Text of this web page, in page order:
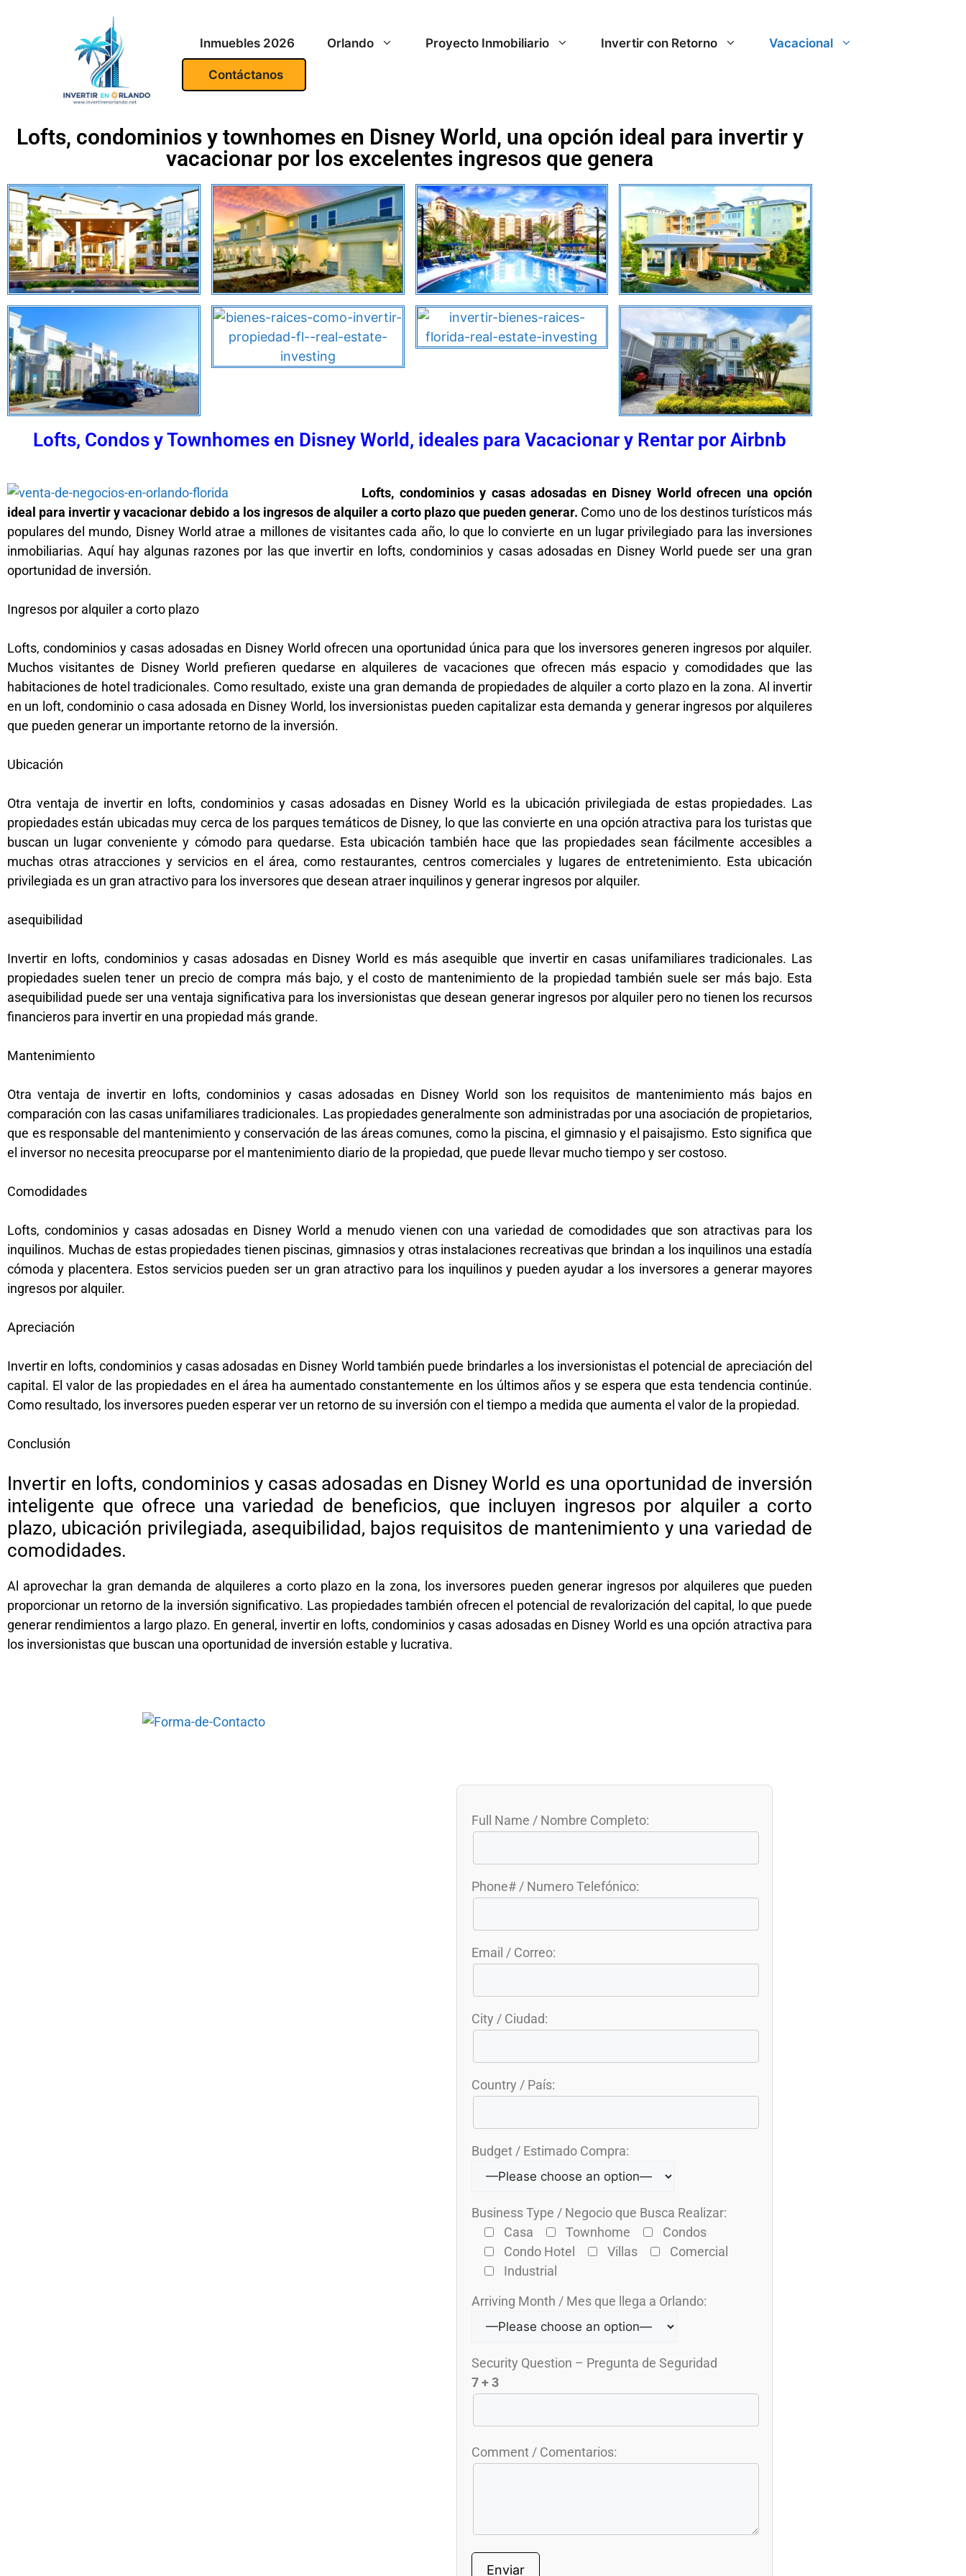
Inmuebles 2026 Orlando Proyecto Inmobiliario Invertir con Retorno Vacacional
Contáctanos
Lofts, condominios y townhomes en Disney World, una opción ideal para invertir y
vacacionar por los excelentes ingresos que genera
Lofts, Condos y Townhomes en Disney World, ideales para Vacacionar y Rentar por Airbnb
Lofts, condominios y casas adosadas en Disney World ofrecen una opción
ideal para invertir y vacacionar debido a los ingresos de alquiler a corto plazo que pueden generar. Como uno de los destinos turísticos más
populares del mundo, Disney World atrae a millones de visitantes cada año, lo que lo convierte en un lugar privilegiado para las inversiones
inmobiliarias. Aquí hay algunas razones por las que invertir en lofts, condominios y casas adosadas en Disney World puede ser una gran
oportunidad de inversión.
Ingresos por alquiler a corto plazo
Lofts, condominios y casas adosadas en Disney World ofrecen una oportunidad única para que los inversores generen ingresos por alquiler.
Muchos visitantes de Disney World prefieren quedarse en alquileres de vacaciones que ofrecen más espacio y comodidades que las
habitaciones de hotel tradicionales. Como resultado, existe una gran demanda de propiedades de alquiler a corto plazo en la zona. Al invertir
en un loft, condominio o casa adosada en Disney World, los inversionistas pueden capitalizar esta demanda y generar ingresos por alquileres
que pueden generar un importante retorno de la inversión.
Ubicación
Otra ventaja de invertir en lofts, condominios y casas adosadas en Disney World es la ubicación privilegiada de estas propiedades. Las
propiedades están ubicadas muy cerca de los parques temáticos de Disney, lo que las convierte en una opción atractiva para los turistas que
buscan un lugar conveniente y cómodo para quedarse. Esta ubicación también hace que las propiedades sean fácilmente accesibles a
muchas otras atracciones y servicios en el área, como restaurantes, centros comerciales y lugares de entretenimiento. Esta ubicación
privilegiada es un gran atractivo para los inversores que desean atraer inquilinos y generar ingresos por alquiler.
asequibilidad
Invertir en lofts, condominios y casas adosadas en Disney World es más asequible que invertir en casas unifamiliares tradicionales. Las
propiedades suelen tener un precio de compra más bajo, y el costo de mantenimiento de la propiedad también suele ser más bajo. Esta
asequibilidad puede ser una ventaja significativa para los inversionistas que desean generar ingresos por alquiler pero no tienen los recursos
financieros para invertir en una propiedad más grande.
Mantenimiento
Otra ventaja de invertir en lofts, condominios y casas adosadas en Disney World son los requisitos de mantenimiento más bajos en
comparación con las casas unifamiliares tradicionales. Las propiedades generalmente son administradas por una asociación de propietarios,
que es responsable del mantenimiento y conservación de las áreas comunes, como la piscina, el gimnasio y el paisajismo. Esto significa que
el inversor no necesita preocuparse por el mantenimiento diario de la propiedad, que puede llevar mucho tiempo y ser costoso.
Comodidades
Lofts, condominios y casas adosadas en Disney World a menudo vienen con una variedad de comodidades que son atractivas para los
inquilinos. Muchas de estas propiedades tienen piscinas, gimnasios y otras instalaciones recreativas que brindan a los inquilinos una estadía
cómoda y placentera. Estos servicios pueden ser un gran atractivo para los inquilinos y pueden ayudar a los inversores a generar mayores
ingresos por alquiler.
Apreciación
Invertir en lofts, condominios y casas adosadas en Disney World también puede brindarles a los inversionistas el potencial de apreciación del
capital. El valor de las propiedades en el área ha aumentado constantemente en los últimos años y se espera que esta tendencia continúe.
Como resultado, los inversores pueden esperar ver un retorno de su inversión con el tiempo a medida que aumenta el valor de la propiedad.
Conclusión
Invertir en lofts, condominios y casas adosadas en Disney World es una oportunidad de inversión
inteligente que ofrece una variedad de beneficios, que incluyen ingresos por alquiler a corto
plazo, ubicación privilegiada, asequibilidad, bajos requisitos de mantenimiento y una variedad de
comodidades.
Al aprovechar la gran demanda de alquileres a corto plazo en la zona, los inversores pueden generar ingresos por alquileres que pueden
proporcionar un retorno de la inversión significativo. Las propiedades también ofrecen el potencial de revalorización del capital, lo que puede
generar rendimientos a largo plazo. En general, invertir en lofts, condominios y casas adosadas en Disney World es una opción atractiva para
los inversionistas que buscan una oportunidad de inversión estable y lucrativa.
Full Name / Nombre Completo:
Phone# / Numero Telefónico:
Email / Correo:
City / Ciudad:
Country / País:
Budget / Estimado Compra:
Business Type / Negocio que Busca Realizar:
Casa
Townhome
Condos
Condo Hotel
Villas
Comercial
Industrial
Arriving Month / Mes que llega a Orlando:
Security Question – Pregunta de Seguridad
7 + 3
Comment / Comentarios: